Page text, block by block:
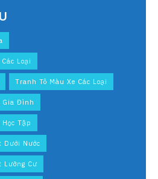
Loại
Tranh Tô Màu Xe Các Loại
Gia Đình
Tập
Dưới Nước
Lưỡng Cư